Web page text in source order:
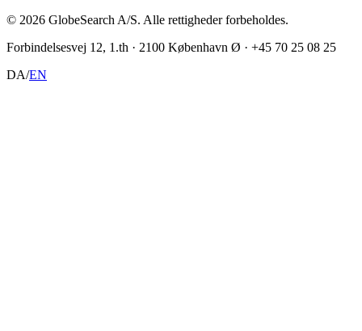
© 2026 GlobeSearch A/S. Alle rettigheder forbeholdes.
Forbindelsesvej 12, 1.th · 2100 København Ø · +45 70 25 08 25
DA/EN